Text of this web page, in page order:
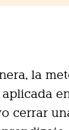
la
aplicada
cerrar